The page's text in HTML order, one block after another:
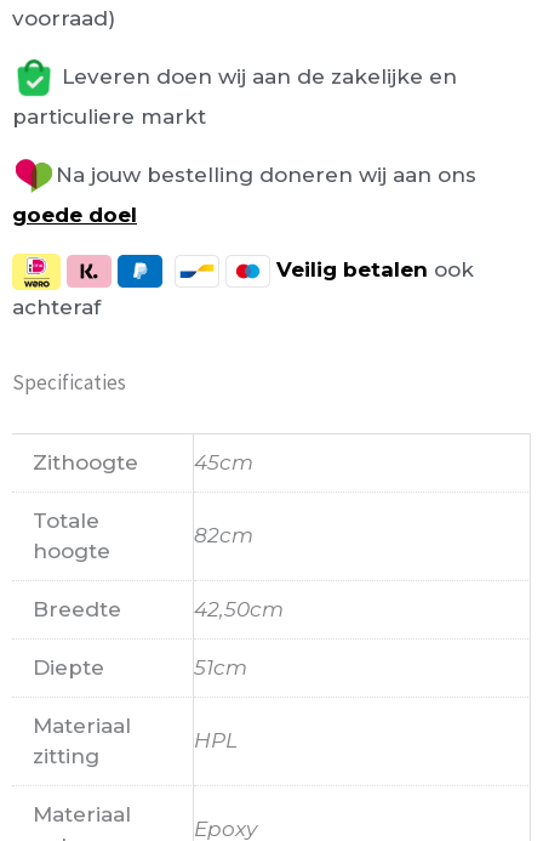
voorraad)
Leveren doen wij aan de zakelijke en
particuliere markt
Na jouw bestelling doneren wij aan ons
goede doel
Veilig betalen ook
achteraf
Specificaties
Zithoogte 45cm
Totale
hoogte
82cm
Breedte 42,50cm
Diepte 51cm
Materiaal
zitting
HPL
Materiaal
Epoxy